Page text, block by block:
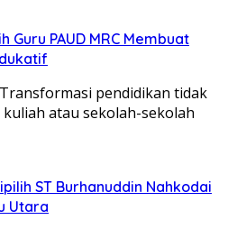
Guru PAUD MRC Membuat
Transformasi pendidikan tidak
atau sekolah-sekolah
ST Burhanuddin Nahkodai
Utara